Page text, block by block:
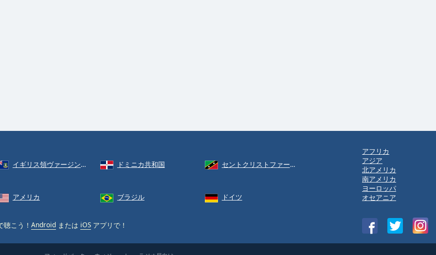
イギリス領ヴァージン諸島 ドミニカ共和国 セントクリストファー・ネイビス
アメリカ ブラジル ドイツ
聴こう！ Android または iOS アプリで！
アフリカ
アジア
北アメリカ
南アメリカ
ヨーロッパ
オセアニア